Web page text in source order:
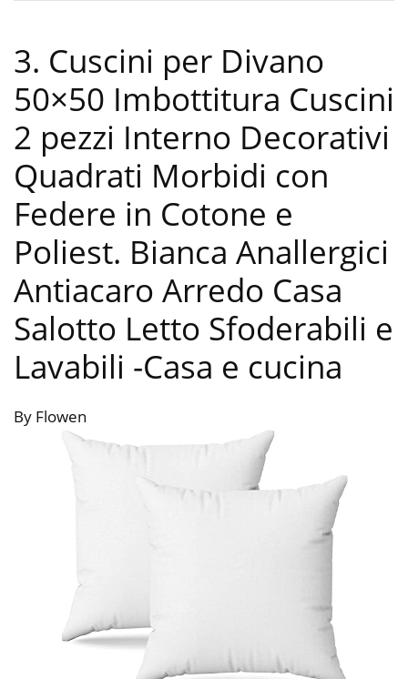
3. Cuscini per Divano
50×50 Imbottitura Cuscini
2 pezzi Interno Decorativi
Quadrati Morbidi con
Federe in Cotone e
Poliest. Bianca Anallergici
Antiacaro Arredo Casa
Salotto Letto Sfoderabili e
Lavabili -Casa e cucina
By Flowen